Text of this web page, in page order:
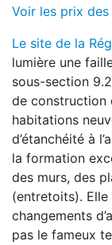
Voir les prix
Le site de la
lumière une
sous-section
de construction
habitations
d’étanchéité à
la formation
des murs, des
(entretoits).
changements
pas le fameux